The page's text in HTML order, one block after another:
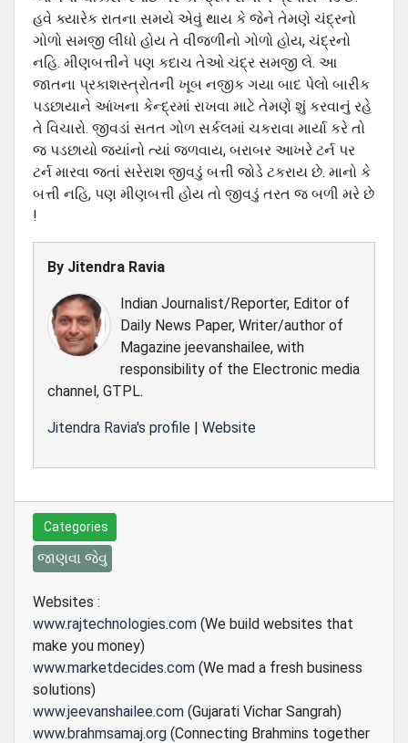
હવે ક્યારેક રાતના સમયે એવું થાય કે જેને તેમણે ચંદ્રનો
ગોળો સમજી લીધો હોય તે વીજળીનો ગોળો હોય, ચંદ્રનો
નહિ. મીણબત્તીને પણ કદાચ તેઓ ચંદ્ર સમજી લે. આ
જાતના પ્રકાશસ્‍ત્રોતની ખૂબ નજીક ગયા બાદ પેલો બારીક
પડછાયાને આંખના કેન્‍દ્રમાં રાખવા માટે તેમણે શું કરવાનું રહે
તે વિચારો. જીવડાં સતત ગોળ સર્કલમાં ચકરાવા માર્યા કરે તો
જ પડછાયો જ્યાંનો ત્‍યાં જળવાય, બરાબર આખરે ટર્ન પર
ટર્ન મારવા જતાં સરેરાશ જીવડું બત્તી જોડે ટકરાય છે. માનો કે
બત્તી નહિ, પણ મીણબત્તી હોય તો જીવડું તરત જ બળી મરે છે
!
By Jitendra Ravia
Indian Journalist/Reporter, Editor of
Daily News Paper, Writer/author of
Magazine jeevanshailee, with
responsibility of the Electronic media
channel, GTPL.
Jitendra Ravia's profile | Website
Categories
જાણવા જેવુ
Websites :
www.rajtechnologies.com (We build websites that
make you money)
www.marketdecides.com (We mad a fresh business
solutions)
www.jeevanshailee.com (Gujarati Vichar Sangrah)
www.brahmsamaj.org (Connecting Brahmins together